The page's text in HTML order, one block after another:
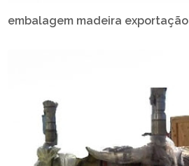
embalagem madeira exportação